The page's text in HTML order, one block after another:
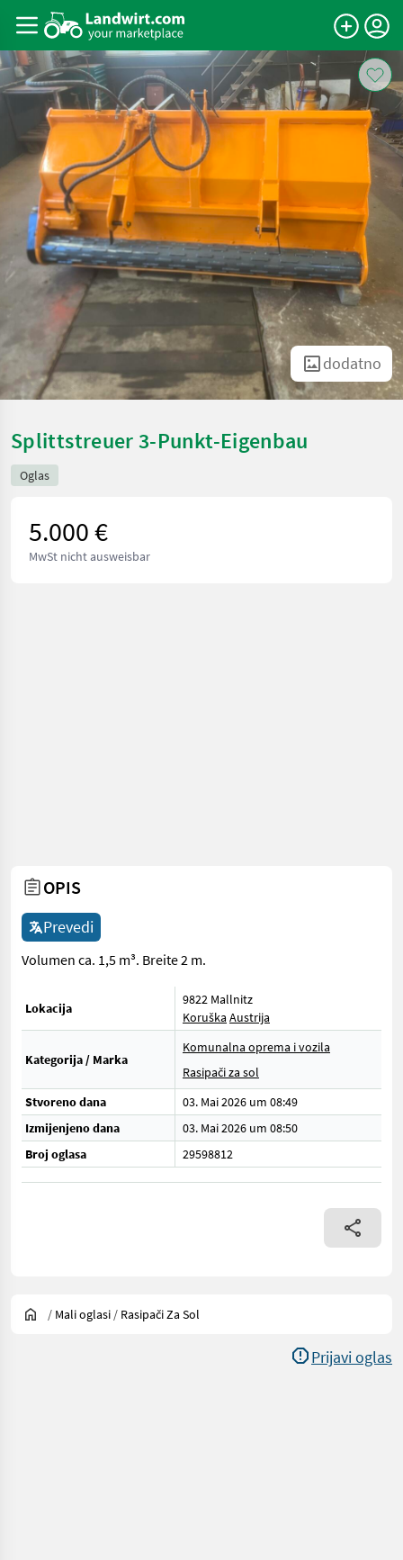
dodatno
Splittstreuer 3-Punkt-Eigenbau
Oglas
5.000 €
MwSt nicht ausweisbar
OPIS
Prevedi
Volumen ca. 1,5 m³. Breite 2 m.
Lokacija
9822 Mallnitz
Koruška Austrija
Kategorija / Marka
Komunalna oprema i vozila
Rasipači za sol
Stvoreno dana
03. Mai 2026 um 08:49
Izmijenjeno dana
03. Mai 2026 um 08:50
Broj oglasa
29598812
/ Mali oglasi / Rasipači Za Sol
Prijavi oglas